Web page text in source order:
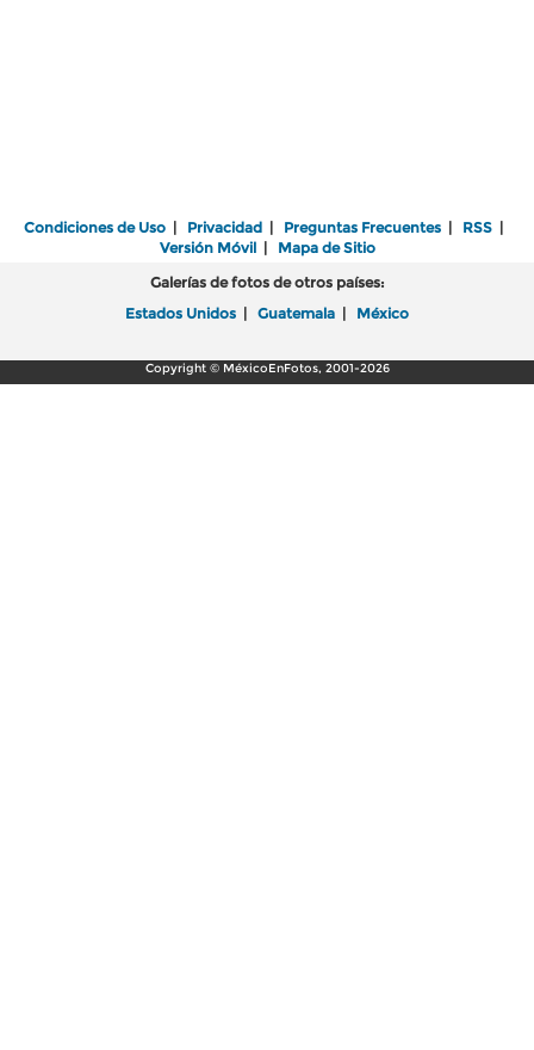
Condiciones de Uso | Privacidad | Preguntas Frecuentes | RSS |
Versión Móvil| Mapa de Sitio
Galerías de fotos de otros países:
Estados Unidos | Guatemala | México
Copyright © MéxicoEnFotos, 2001-2026